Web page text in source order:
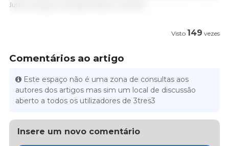
Junho, até que o mercado volte ao “normal”.
Visto 149 vezes
Comentários ao artigo
Este espaço não é uma zona de consultas aos
autores dos artigos mas sim um local de discussão
aberto a todos os utilizadores de 3tres3
Insere um novo comentário